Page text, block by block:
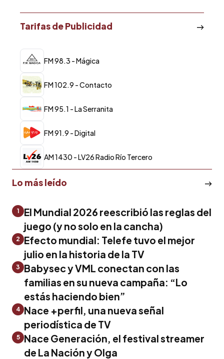
Tarifas de Publicidad
FM 98.3 - Mágica
FM 102.9 - Contacto
FM 95.1 - La Serranita
FM 91.9 - Digital
AM 1430 - LV26 Radio Río Tercero
Lo más leído
1
El Mundial 2026 reescribió las reglas del
juego (y no solo en la cancha)
2
Efecto mundial: Telefe tuvo el mejor
julio en la historia de la TV
3
Babysec y VML conectan con las
familias en su nueva campaña: “Lo
estás haciendo bien”
4 Nace +perfil, una nueva señal
periodística de TV
5
Nace Generación, el festival streamer
de La Nación y Olga